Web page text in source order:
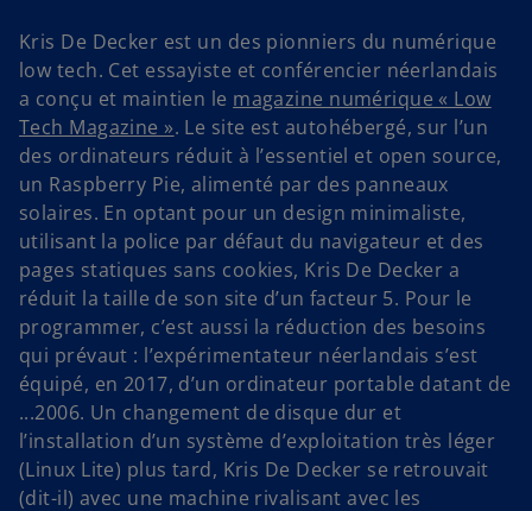
Kris De Decker est un des pionniers du numérique
low tech. Cet essayiste et conférencier néerlandais
a conçu et maintien le magazine numérique « Low
Tech Magazine ». Le site est autohébergé, sur l’un
des ordinateurs réduit à l’essentiel et open source,
un Raspberry Pie, alimenté par des panneaux
solaires. En optant pour un design minimaliste,
utilisant la police par défaut du navigateur et des
pages statiques sans cookies, Kris De Decker a
réduit la taille de son site d’un facteur 5. Pour le
programmer, c’est aussi la réduction des besoins
qui prévaut : l’expérimentateur néerlandais s’est
équipé, en 2017, d’un ordinateur portable datant de
...2006. Un changement de disque dur et
l’installation d’un système d’exploitation très léger
(Linux Lite) plus tard, Kris De Decker se retrouvait
(dit-il) avec une machine rivalisant avec les